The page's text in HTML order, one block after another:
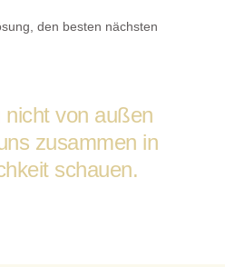
den besten nächsten
von außen
zusammen in
schauen.